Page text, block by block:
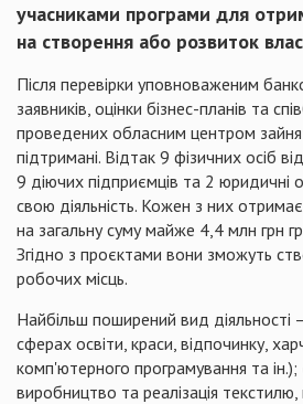
учасниками програми для
на створення або розвиток
Після перевірки уповноваженим
заявників, оцінки бізнес-планів та
проведених обласним центром
підтримані. Відтак 9 фізичних осіб
9 діючих підприємців та 2 юридичні
свою діяльність. Кожен з них
на загальну суму майже 4,4 млн грн
Згідно з проєктами вони зможуть
робочих місць.
Найбільш поширений вид діяльності
сферах освіти, краси, відпочинку,
комп'ютерного програмування та ін.);
виробництво та реалізація